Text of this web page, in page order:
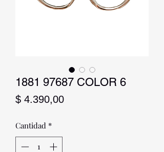
1881 97687 COLOR 6
$ 4.390,00Precio
Cantidad *